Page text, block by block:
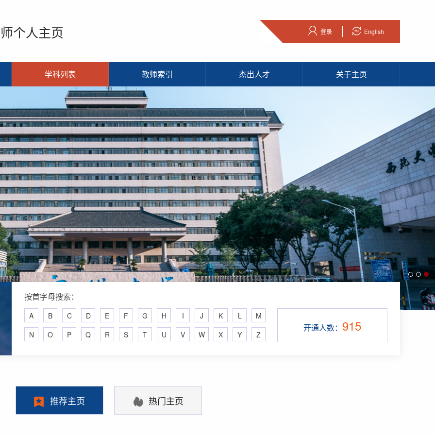
个人主页 登录 English
学科列表 教师索引 杰出人才 关于主页
按首字母搜索：
A B C D E F G H I J K L
M
N
O P Q R S T U V W X Y Z
开通人数： 915
推荐主页 热门主页